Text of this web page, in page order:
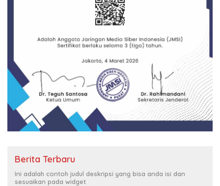
Berita Terbaru
Ini adalah contoh judul deskripsi yang bisa anda isi dan
sesuaikan pada widget